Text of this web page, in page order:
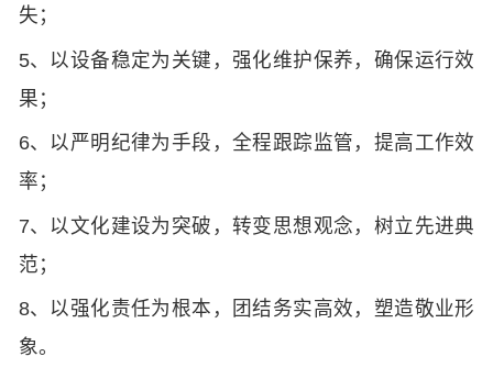
失；
5、以设备稳定为关键，强化维护保养，确保运行效
果；
6、以严明纪律为手段，全程跟踪监管，提高工作效
率；
7、以文化建设为突破，转变思想观念，树立先进典
范；
8、以强化责任为根本，团结务实高效，塑造敬业形
象。